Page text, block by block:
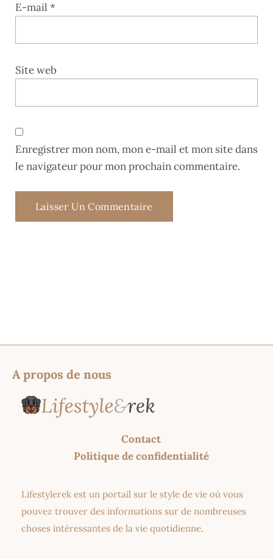
E-mail *
Site web
Enregistrer mon nom, mon e-mail et mon site dans
le navigateur pour mon prochain commentaire.
A propos de nous
Contact
Politique de confidentialité
Lifestylerek est un portail sur le style de vie où vous
pouvez trouver des informations sur de nombreuses
choses intéressantes de la vie quotidienne.